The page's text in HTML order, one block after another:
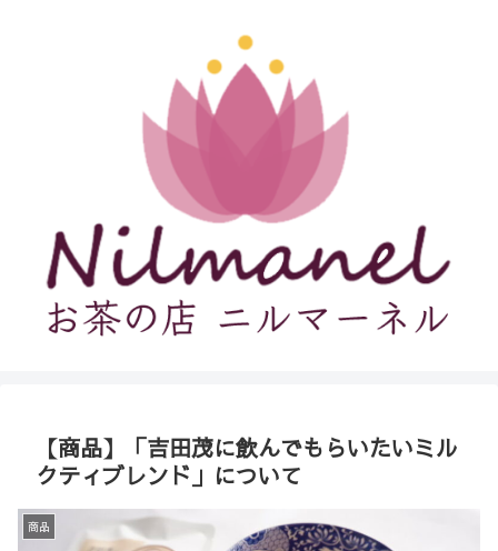
【商品】「吉田茂に飲んでもらいたいミル
クティブレンド」について
商品